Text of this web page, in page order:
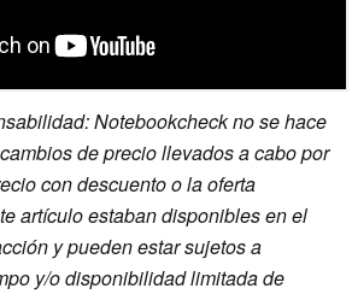
Notebookcheck no se hace
de precio llevados a cabo por
con descuento o la oferta
artículo estaban disponibles en el
y pueden estar sujetos a
y/o disponibilidad limitada de